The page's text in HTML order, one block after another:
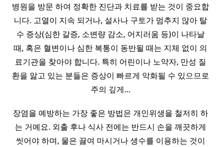
병원을 방문 하여 정확한 진단과 치료를 받는 것이 중요합
니다. 고열이 지속 되거나, 설사나 구토가 멈추지 않아 탈
수 증상(심한 갈증, 소변량 감소, 어지러움 등)이 나타날
때, 혹은 혈변이나 심한 복통이 동반될 때는 지체 없이 의
료기관을 찾아야 합니다. 특히 어린이나 노약자, 만성 질
환을 앓고 있는 분들은 증상이 빠르게 악화될 수 있으므로
주의 깊게…
장염을 예방하는 가장 좋은 방법은 개인위생을 철저히 하
는 거예요. 외출 후나 식사 전에는 반드시 손을 깨끗하게
씻어야 하며, 물은 끓여 마시거나 생수를 이용하는 것이